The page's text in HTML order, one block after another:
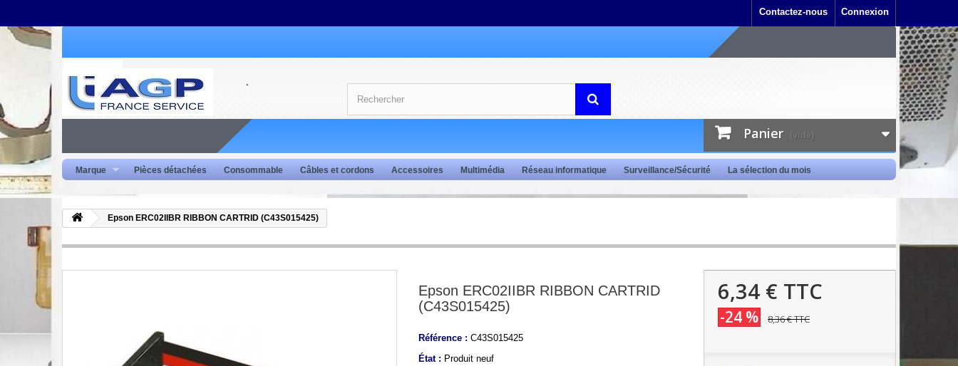
Connexion
Contactez-nous
Panier (vide)
Marque Pièces détachées Consommable Câbles et cordons Accessoires Multimédia Réseau informatique Surveillance/Sécurité La sélection du mois
Epson ERC02IIBR RIBBON CARTRID (C43S015425)
Epson ERC02IIBR RIBBON CARTRID
(C43S015425)
Référence : C43S015425
État : Produit neuf
6,34 € TTC
-24 % 8,36 €TTC